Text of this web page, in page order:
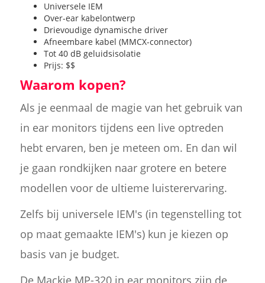
Universele IEM
Over-ear kabelontwerp
Drievoudige dynamische driver
Afneembare kabel (MMCX-connector)
Tot 40 dB geluidsisolatie
Prijs: $$
Waarom kopen?
Als je eenmaal de magie van het gebruik van
in ear monitors tijdens een live optreden
hebt ervaren, ben je meteen om. En dan wil
je gaan rondkijken naar grotere en betere
modellen voor de ultieme luisterervaring.
Zelfs bij universele IEM's (in tegenstelling tot
op maat gemaakte IEM's) kun je kiezen op
basis van je budget.